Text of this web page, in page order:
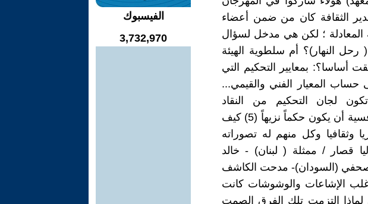
والمثيرأن مدير الثقافة كان من ضمن أعضاء
المعادلة ؛ لكن هي مدخل لسؤال
النهار)؟ أم سلطوية الهيئة
أساسا؟: بمعايير التحكيم التي
المعيار الفني والقيمي...
لجان التحكيم من النقاد
المتخصصين....لا يمكن لمسرحي يعمل بمبدأ التنافسية أن يكون حكماً نزيهاً (5) كيف
وثقافيا وكل منهم له تصوراته
قصار / ممثلة ( لبنان) - خالد
(السودان)- مدحت الكاشف
الإشاعات والوشوشات كانت
لماذا التزمت تلك الفرق الصمت
الفيسبوك
3,732,970